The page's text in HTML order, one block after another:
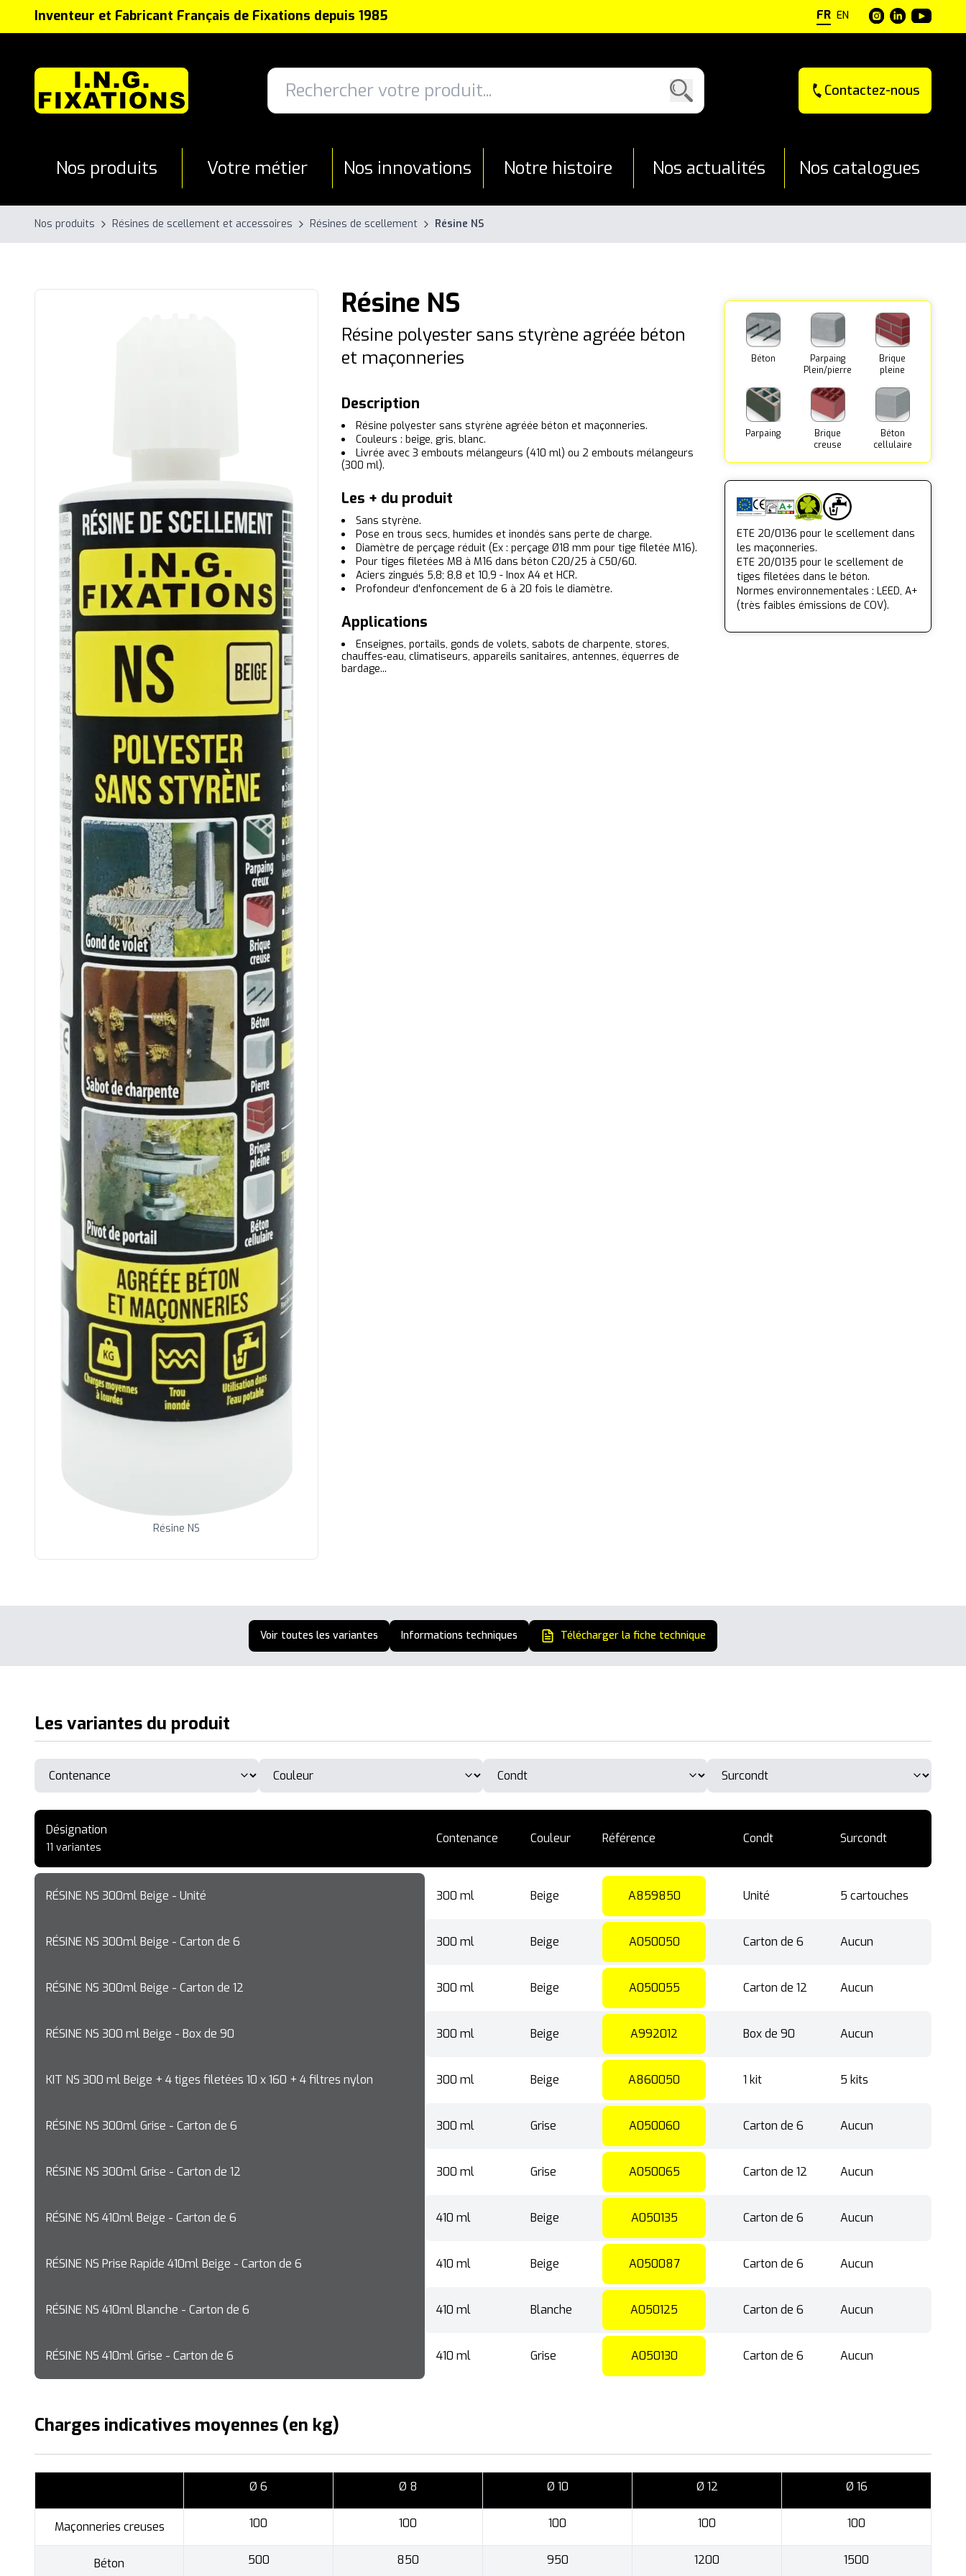
Panneau de gestion des cookies
Inventeur et Fabricant Français de Fixations depuis 1985 FR EN
Contactez-nous
Nos produits Votre métier Nos innovations Notre histoire Nos actualités Nos catalogues
Nos produits Résines de scellement et accessoires Résines de scellement Résine NS
Résine NS
Résine NS
Résine polyester sans styrène agréée béton
et maçonneries
Description
Résine polyester sans styrène agréée béton et maçonneries.
Couleurs : beige, gris, blanc.
Livrée avec 3 embouts mélangeurs (410 ml) ou 2 embouts mélangeurs
(300 ml).
Les + du produit
Sans styrène.
Pose en trous secs, humides et inondés sans perte de charge.
Diamètre de perçage réduit (Ex : perçage Ø18 mm pour tige filetée M16).
Pour tiges filetées M8 à M16 dans béton C20/25 à C50/60.
Aciers zingués 5,8; 8,8 et 10,9 - Inox A4 et HCR.
Profondeur d'enfoncement de 6 à 20 fois le diamètre.
Applications
Enseignes, portails, gonds de volets, sabots de charpente, stores,
chauffes-eau, climatiseurs, appareils sanitaires, antennes, équerres de
bardage...
Béton
Parpaing
Plein/pierre
Brique
pleine
Parpaing
Brique
creuse
Béton
cellulaire
ETE 20/0136 pour le scellement dans
les maçonneries.
ETE 20/0135 pour le scellement de
tiges filetées dans le béton.
Normes environnementales : LEED, A+
(très faibles émissions de COV).
Voir toutes les variantes Informations techniques Télécharger la fiche technique
Les variantes du produit
Désignation
11 variantes
Contenance Couleur Référence Condt Surcondt
RÉSINE NS 300ml Beige - Unité 300 ml Beige A859850 Unité 5 cartouches
RÉSINE NS 300ml Beige - Carton de 6 300 ml Beige A050050 Carton de 6 Aucun
RÉSINE NS 300ml Beige - Carton de 12 300 ml Beige A050055 Carton de 12 Aucun
RÉSINE NS 300 ml Beige - Box de 90 300 ml Beige A992012 Box de 90 Aucun
KIT NS 300 ml Beige + 4 tiges filetées 10 x 160 + 4 filtres nylon 300 ml Beige A860050 1 kit 5 kits
RÉSINE NS 300ml Grise - Carton de 6 300 ml Grise A050060 Carton de 6 Aucun
RÉSINE NS 300ml Grise - Carton de 12 300 ml Grise A050065 Carton de 12 Aucun
RÉSINE NS 410ml Beige - Carton de 6 410 ml Beige A050135 Carton de 6 Aucun
RÉSINE NS Prise Rapide 410ml Beige - Carton de 6 410 ml Beige A050087 Carton de 6 Aucun
RÉSINE NS 410ml Blanche - Carton de 6 410 ml Blanche A050125 Carton de 6 Aucun
RÉSINE NS 410ml Grise - Carton de 6 410 ml Grise A050130 Carton de 6 Aucun
Charges indicatives moyennes (en kg)
Ø 6 Ø 8 Ø 10 Ø 12 Ø 16
Maçonneries creuses 100 100 100 100 100
Béton 500 850 950 1200 1500